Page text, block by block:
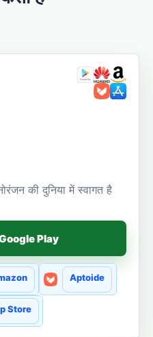
की दुनिया में स्वागत है
Play
Aptoide
Store